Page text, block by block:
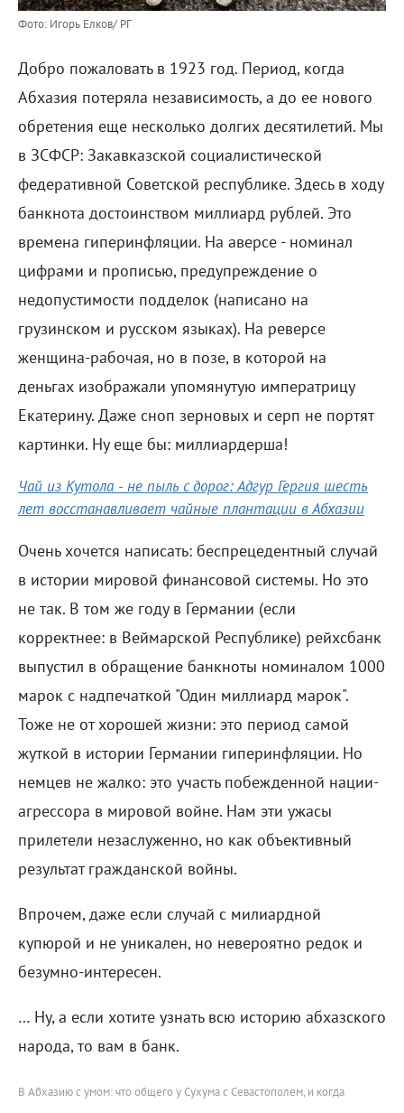
Фото: Игорь Елков/ РГ
Добро пожаловать в 1923 год. Период, когда
Абхазия потеряла независимость, а до ее нового
обретения еще несколько долгих десятилетий. Мы
в ЗСФСР: Закавказской социалистической
федеративной Советской республике. Здесь в ходу
банкнота достоинством миллиард рублей. Это
времена гиперинфляции. На аверсе - номинал
цифрами и прописью, предупреждение о
недопустимости подделок (написано на
грузинском и русском языках). На реверсе
женщина-рабочая, но в позе, в которой на
деньгах изображали упомянутую императрицу
Екатерину. Даже сноп зерновых и серп не портят
картинки. Ну еще бы: миллиардерша!
Чай из Кутола - не пыль с дорог: Адгур Гергия шесть
лет восстанавливает чайные плантации в Абхазии
Очень хочется написать: беспрецедентный случай
в истории мировой финансовой системы. Но это
не так. В том же году в Германии (если
корректнее: в Веймарской Республике) рейхсбанк
выпустил в обращение банкноты номиналом 1000
марок с надпечаткой "Один миллиард марок".
Тоже не от хорошей жизни: это период самой
жуткой в истории Германии гиперинфляции. Но
немцев не жалко: это участь побежденной нации-
агрессора в мировой войне. Нам эти ужасы
прилетели незаслуженно, но как объективный
результат гражданской войны.
Впрочем, даже если случай с милиардной
купюрой и не уникален, но невероятно редок и
безумно-интересен.
… Ну, а если хотите узнать всю историю абхазского
народа, то вам в банк.
В Абхазию с умом: что общего у Сухума с Севастополем, и когда